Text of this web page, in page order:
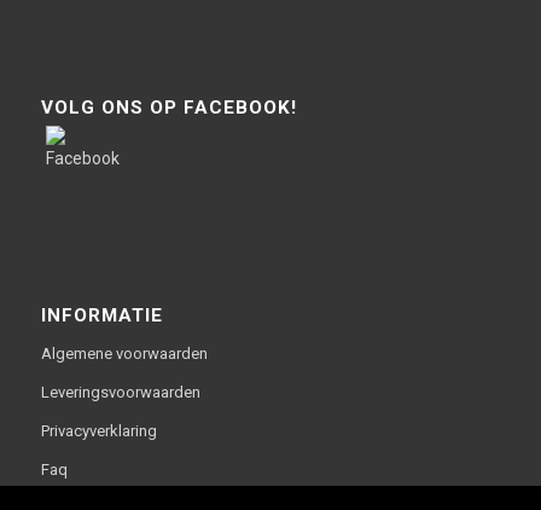
VOLG ONS OP FACEBOOK!
INFORMATIE
Algemene voorwaarden
Leveringsvoorwaarden
Privacyverklaring
Faq